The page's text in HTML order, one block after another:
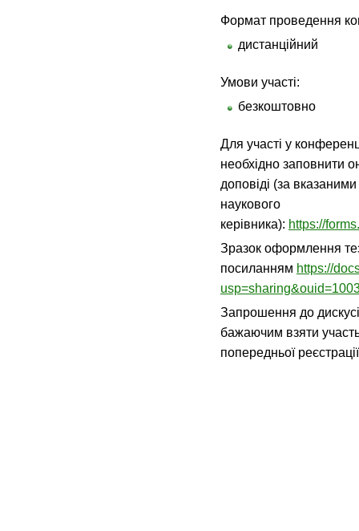
Формат проведення
дистанційний
Умови участі:
безкоштовно
Для участі у
необхідно заповнити
доповіді (за
наукового
керівника): https://
Зразок оформлення
посиланням https://
Запрошення до
бажаючим взяти
попередньої